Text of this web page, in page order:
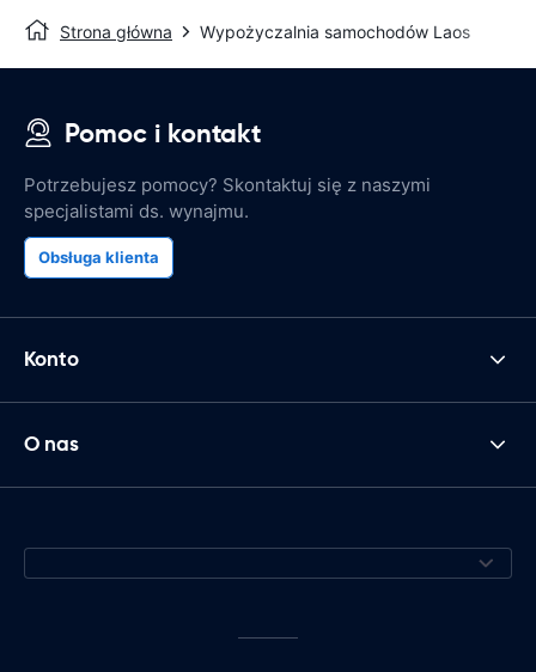
Strona główna Wypożyczalnia samochodów Laos
Pomoc i kontakt
Potrzebujesz pomocy? Skontaktuj się z naszymi
specjalistami ds. wynajmu.
Obsługa klienta
Konto
O nas